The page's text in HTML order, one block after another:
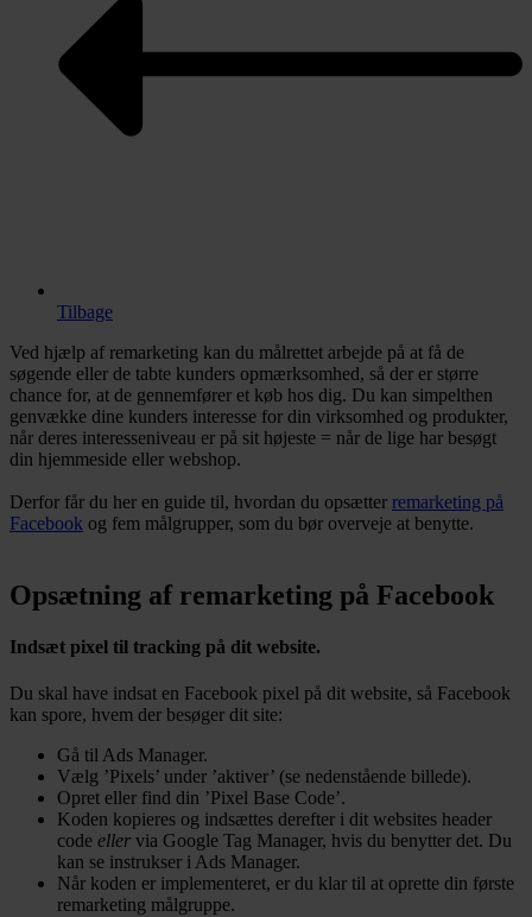
Tilbage
Ved hjælp af remarketing kan du målrettet arbejde på at få de
søgende eller de tabte kunders opmærksomhed, så der er større
chance for, at de gennemfører et køb hos dig. Du kan simpelthen
genvække dine kunders interesse for din virksomhed og produkter,
når deres interesseniveau er på sit højeste = når de lige har besøgt
din hjemmeside eller webshop.
Derfor får du her en guide til, hvordan du opsætter remarketing på
Facebook og fem målgrupper, som du bør overveje at benytte.
Opsætning af remarketing på Facebook
Indsæt pixel til tracking på dit website.
Du skal have indsat en Facebook pixel på dit website, så Facebook
kan spore, hvem der besøger dit site:
Gå til Ads Manager.
Vælg ’Pixels’ under ’aktiver’ (se nedenstående billede).
Opret eller find din ’Pixel Base Code’.
Koden kopieres og indsættes derefter i dit websites header
code eller via Google Tag Manager, hvis du benytter det. Du
kan se instrukser i Ads Manager.
Når koden er implementeret, er du klar til at oprette din første
remarketing målgruppe.